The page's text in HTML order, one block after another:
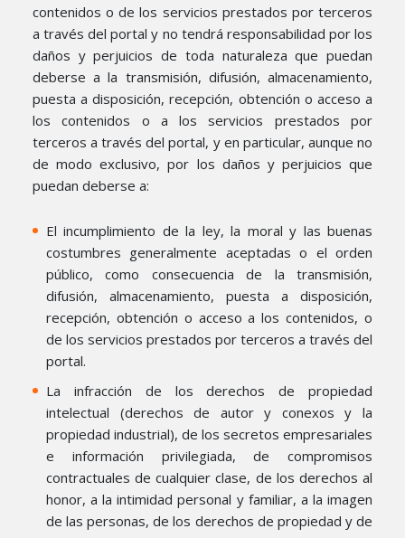
contenidos o de los servicios prestados por terceros
a través del portal y no tendrá responsabilidad por los
daños y perjuicios de toda naturaleza que puedan
deberse a la transmisión, difusión, almacenamiento,
puesta a disposición, recepción, obtención o acceso a
los contenidos o a los servicios prestados por
terceros a través del portal, y en particular, aunque no
de modo exclusivo, por los daños y perjuicios que
puedan deberse a:
El incumplimiento de la ley, la moral y las buenas
costumbres generalmente aceptadas o el orden
público, como consecuencia de la transmisión,
difusión, almacenamiento, puesta a disposición,
recepción, obtención o acceso a los contenidos, o
de los servicios prestados por terceros a través del
portal.
La infracción de los derechos de propiedad
intelectual (derechos de autor y conexos y la
propiedad industrial), de los secretos empresariales
e información privilegiada, de compromisos
contractuales de cualquier clase, de los derechos al
honor, a la intimidad personal y familiar, a la imagen
de las personas, de los derechos de propiedad y de